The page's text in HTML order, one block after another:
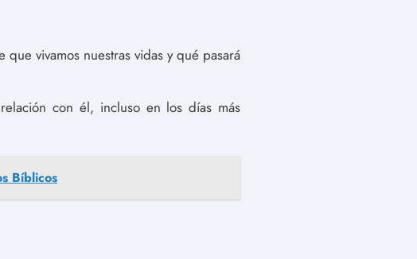
vivamos nuestras vidas y qué pasará
con él, incluso en los días más
Bíblicos